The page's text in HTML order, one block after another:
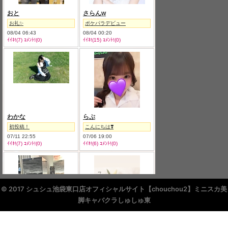
© 2017 シュシュ池袋東口店オフィシャルサイト【chouchou2】ミニスカ美
脚キャバクラしゅしゅ東